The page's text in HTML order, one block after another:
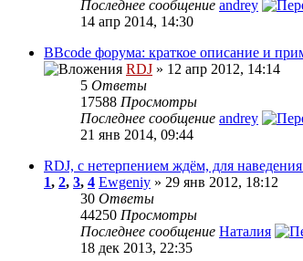
Последнее сообщение andrey
14 апр 2014, 14:30
BBcode форума: краткое описание и
RDJ » 12 апр 2012, 14:14
5 Ответы
17588 Просмотры
Последнее сообщение andrey
21 янв 2014, 09:44
RDJ, с нетерпением ждём, для
1, 2, 3, 4 Ewgeniy » 29 янв 2012, 18:12
30 Ответы
44250 Просмотры
Последнее сообщение Наталия
18 дек 2013, 22:35